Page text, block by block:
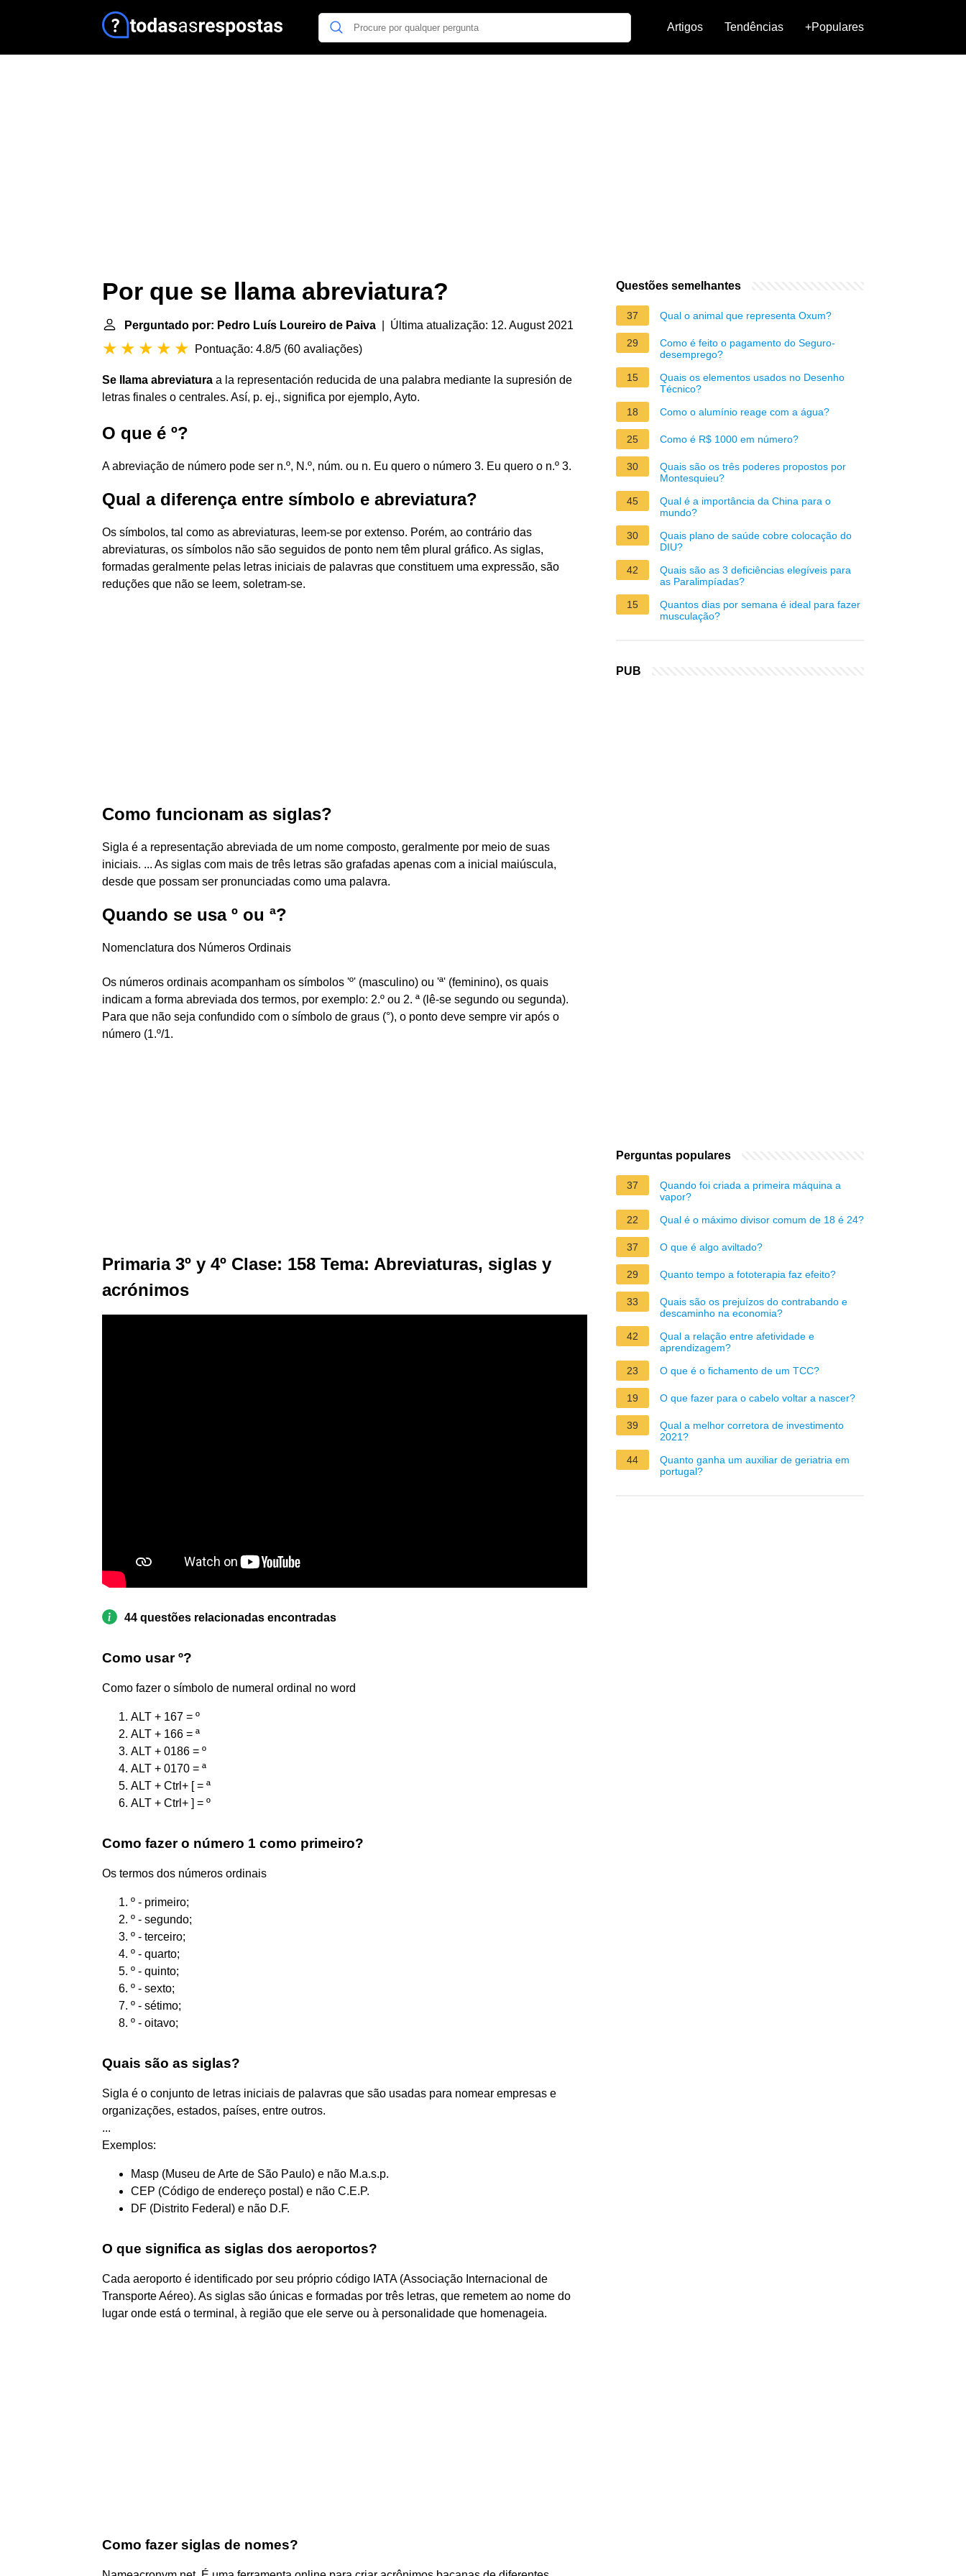
Artigos Tendências +Populares
Por que se llama abreviatura?
Perguntado por: Pedro Luís Loureiro de Paiva | Última atualização: 12. August 2021
Pontuação: 4.8/5 (60 avaliações)
Se llama abreviatura a la representación reducida de una palabra mediante la supresión de
letras finales o centrales. Así, p. ej., significa por ejemplo, Ayto.
O que é º?
A abreviação de número pode ser n.º, N.º, núm. ou n. Eu quero o número 3. Eu quero o n.º 3.
Qual a diferença entre símbolo e abreviatura?
Os símbolos, tal como as abreviaturas, leem-se por extenso. Porém, ao contrário das
abreviaturas, os símbolos não são seguidos de ponto nem têm plural gráfico. As siglas,
formadas geralmente pelas letras iniciais de palavras que constituem uma expressão, são
reduções que não se leem, soletram-se.
Como funcionam as siglas?
Sigla é a representação abreviada de um nome composto, geralmente por meio de suas
iniciais. ... As siglas com mais de três letras são grafadas apenas com a inicial maiúscula,
desde que possam ser pronunciadas como uma palavra.
Quando se usa º ou ª?
Nomenclatura dos Números Ordinais
Os números ordinais acompanham os símbolos 'º' (masculino) ou 'ª' (feminino), os quais
indicam a forma abreviada dos termos, por exemplo: 2.º ou 2. ª (lê-se segundo ou segunda).
Para que não seja confundido com o símbolo de graus (°), o ponto deve sempre vir após o
número (1.º/1.
Primaria 3º y 4º Clase: 158 Tema: Abreviaturas, siglas y
acrónimos
44 questões relacionadas encontradas
Como usar º?
Como fazer o símbolo de numeral ordinal no word
ALT + 167 = º
ALT + 166 = ª
ALT + 0186 = º
ALT + 0170 = ª
ALT + Ctrl+ [ = ª
ALT + Ctrl+ ] = º
Como fazer o número 1 como primeiro?
Os termos dos números ordinais
º - primeiro;
º - segundo;
º - terceiro;
º - quarto;
º - quinto;
º - sexto;
º - sétimo;
º - oitavo;
Quais são as siglas?
Sigla é o conjunto de letras iniciais de palavras que são usadas para nomear empresas e
organizações, estados, países, entre outros.
...
Exemplos:
Masp (Museu de Arte de São Paulo) e não M.a.s.p.
CEP (Código de endereço postal) e não C.E.P.
DF (Distrito Federal) e não D.F.
O que significa as siglas dos aeroportos?
Cada aeroporto é identificado por seu próprio código IATA (Associação Internacional de
Transporte Aéreo). As siglas são únicas e formadas por três letras, que remetem ao nome do
lugar onde está o terminal, à região que ele serve ou à personalidade que homenageia.
Como fazer siglas de nomes?
Questões semelhantes
37 Qual o animal que representa Oxum?
29
Como é feito o pagamento do Seguro-
desemprego?
15
Quais os elementos usados no Desenho
Técnico?
18
Como o alumínio reage com a água?
25 Como é R$ 1000 em número?
30
Quais são os três poderes propostos por
Montesquieu?
45
Qual é a importância da China para o
mundo?
30
Quais plano de saúde cobre colocação do
DIU?
42
Quais são as 3 deficiências elegíveis para
as Paralimpíadas?
15
Quantos dias por semana é ideal para fazer
musculação?
PUB
Perguntas populares
37
Quando foi criada a primeira máquina a
vapor?
22
Qual é o máximo divisor comum de 18 é 24?
37 O que é algo aviltado?
29 Quanto tempo a fototerapia faz efeito?
33
Quais são os prejuízos do contrabando e
descaminho na economia?
42
Qual a relação entre afetividade e
aprendizagem?
23
O que é o fichamento de um TCC?
19 O que fazer para o cabelo voltar a nascer?
39
Qual a melhor corretora de investimento
2021?
44
Quanto ganha um auxiliar de geriatria em
portugal?